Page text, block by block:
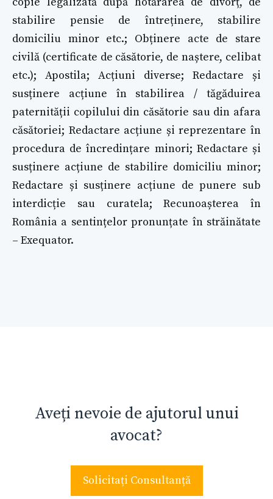
stabilire pensie de întreținere, stabilire
domiciliu minor etc.; Obținere acte de stare
civilă (certificate de căsătorie, de naștere, celibat
etc.); Apostila; Acțiuni diverse; Redactare și
susținere acțiune în stabilirea / tăgăduirea
paternității copilului din căsătorie sau din afara
căsătoriei; Redactare acțiune și reprezentare în
procedura de încredințare minori; Redactare și
susținere acțiune de stabilire domiciliu minor;
Redactare și susținere acțiune de punere sub
interdicție sau curatela; Recunoașterea în
România a sentințelor pronunțate în străinătate
– Exequator.
Aveți nevoie de ajutorul unui
avocat?
Solicitați Consultanță